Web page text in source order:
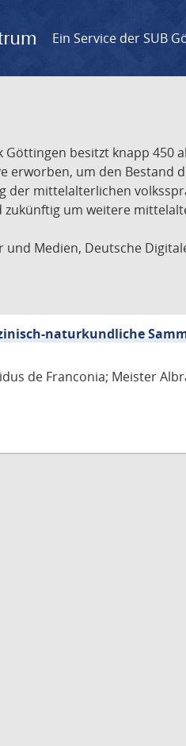
Ein Service der SUB
besitzt knapp
erworben, um den
mittelalterlichen
um weitere
Medien, Deutsche
naturkundliche
de Franconia; Meister